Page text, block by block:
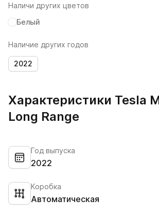
Наличи других цветов
Белый
Наличие других годов
2022
Характеристики Tesla
Long Range
Год выпуска
2022
Коробка
Автоматическая